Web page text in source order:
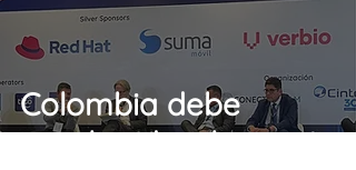
Colombia debe
concluir despliegue